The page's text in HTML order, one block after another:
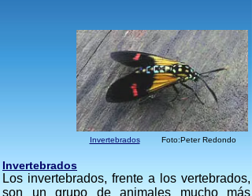
Invertebrados
Los invertebrados, frente a los vertebrados,
son un grupo de animales mucho más
InvertebradosFoto:Peter Redondo